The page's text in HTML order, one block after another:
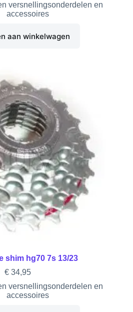
versnellingsonderdelen en
accessoires
aan winkelwagen
shim hg70 7s 13/23
€34,95
versnellingsonderdelen en
accessoires